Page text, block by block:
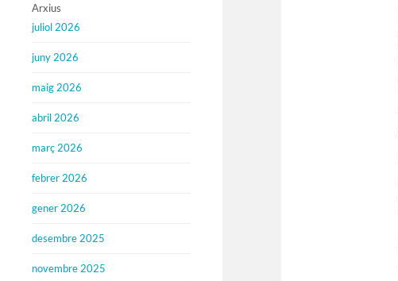
Arxius
juliol 2026
juny 2026
maig 2026
abril 2026
març 2026
febrer 2026
gener 2026
desembre 2025
novembre 2025